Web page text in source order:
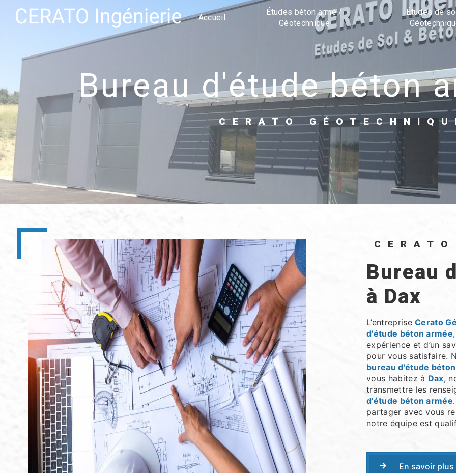
Accueil
Études béton armé /
Géotechnique
Études de
bureau d'étude béton
CERATO
bureau d'étude béton armée
à Dax
L’entrepriseCerato
d'étude béton armée
expérience et d’un
pour vous satisfaire.
bureau d'étude
vous habitez à Dax,
transmettre les
d'étude béton armée
partager avec vous
notre équipe est
En savoir plus
Panneau de gestion des cookies